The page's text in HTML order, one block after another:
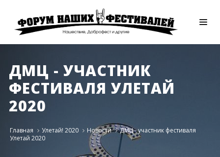
ДМЦ - УЧАСТНИК
ФЕСТИВАЛЯ УЛЕТАЙ
2020
Главная Улетай! 2020 Новости
ДМЦ - участник фестиваля
Улетай 2020